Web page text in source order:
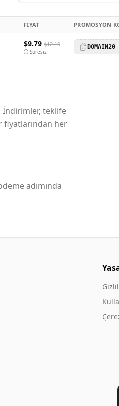
FIYAT PROMOSYON
$9.79 $12.19
Süresiz
DOMAIN20
İndirimler, teklife
fiyatlarından her
adımında